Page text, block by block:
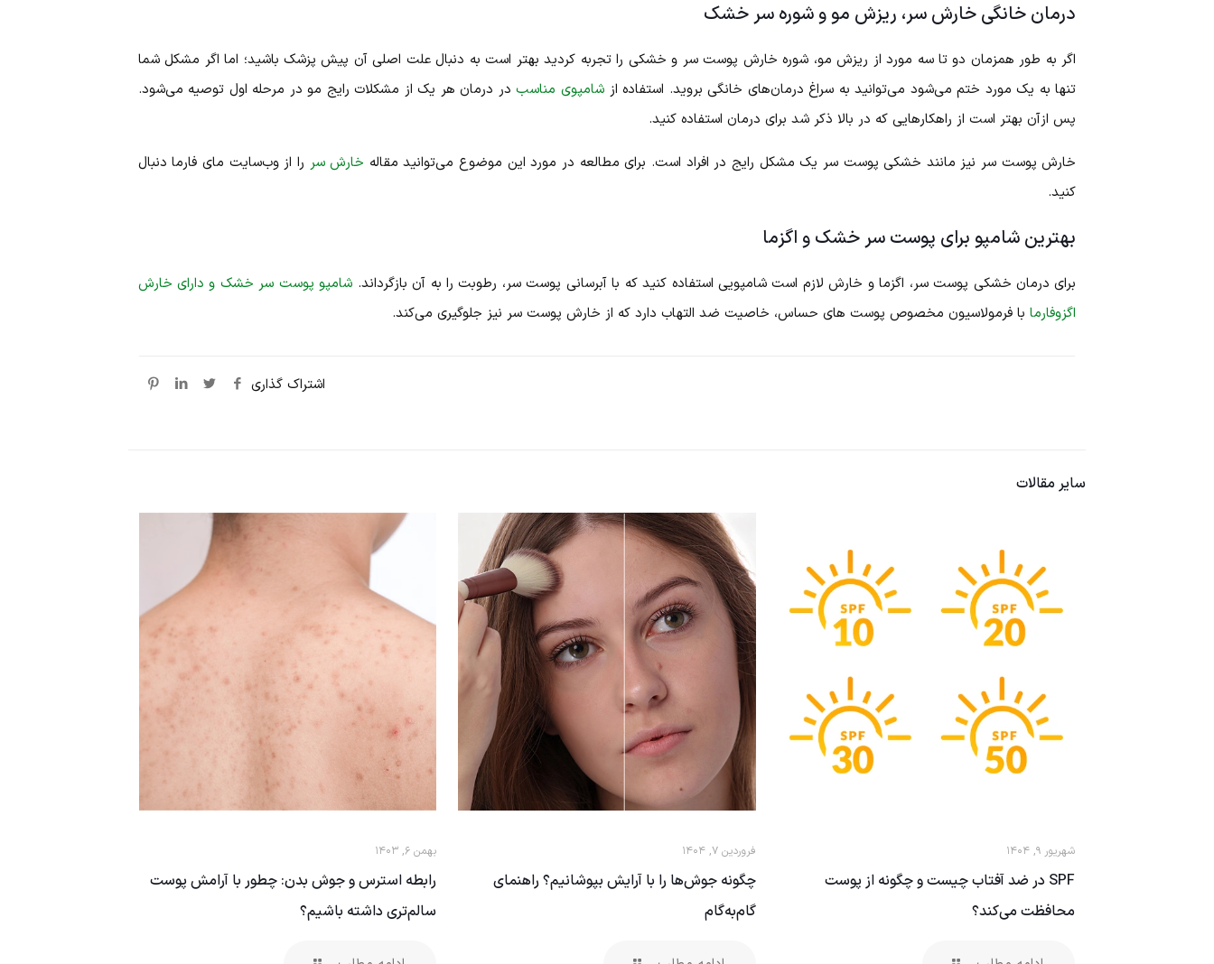
درمان خانگی خارش سر، ریزش مو و شوره سر خشک
اگر به طور همزمان دو تا سه مورد از ریزش مو، شوره خارش پوست سر و خشکی را تجربه کردید بهتر است به دنبال علت اصلی آن پیش پزشک باشید؛ اما اگر مشکل شما
تنها به یک مورد ختم می‌شود می‌توانید به سراغ درمان‌های خانگی بروید. استفاده از شامپوی مناسبدر درمان هر یک از مشکلات رایج مو در مرحله اول توصیه می‌شود.
پس ازآن بهتر است از راهکارهایی که در بالا ذکر شد برای درمان استفاده کنید.
خارش پوست سر نیز مانند خشکی پوست سر یک مشکل رایج در افراد است. برای مطالعه در مورد این موضوع می‌توانید مقاله خارش سر را از وب‌سایت مای فارما دنبال
کنید.
بهترین شامپو برای پوست سر خشک و اگزما
برای درمان خشکی پوست سر، اگزما و خارش لازم است شامپویی استفاده کنید که با آبرسانی پوست سر، رطوبت را به آن بازگرداند. شامپو پوست سر خشک و دارای خارش
اگزوفارمابا فرمولاسیون مخصوص پوست های حساس، خاصیت ضد التهاب دارد که از خارش پوست سر نیز جلوگیری می‌کند.
اشتراک گذاری
سایر مقالات
شهریور ۹, ۱۴۰۴
SPF در ضد آفتاب چیست و چگونه از پوست
محافظت می‌کند؟
فروردین ۷, ۱۴۰۴
چگونه جوش‌ها را با آرایش بپوشانیم؟ راهنمای
گام‌به‌گام
بهمن ۶, ۱۴۰۳
رابطه استرس و جوش بدن: چطور با آرامش پوست
سالم‌تری داشته باشیم؟